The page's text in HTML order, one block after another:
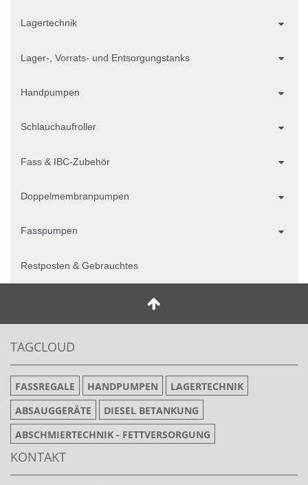
Lagertechnik
Lager-, Vorrats- und Entsorgungstanks
Handpumpen
Schlauchaufroller
Fass & IBC-Zubehör
Doppelmembranpumpen
Fasspumpen
Restposten & Gebrauchtes
TAGCLOUD
FASSREGALE HANDPUMPEN
LAGERTECHNIK
ABSAUGGERÄTE
DIESEL BETANKUNG
ABSCHMIERTECHNIK - FETTVERSORGUNG
KONTAKT